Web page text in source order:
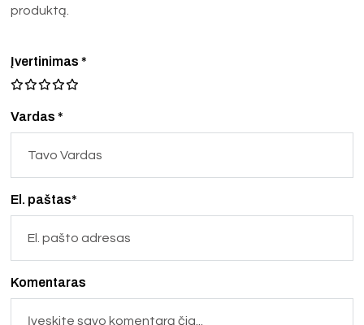
produktą.
Vardas *
El. paštas*
Įvertinimas*
Komentaras